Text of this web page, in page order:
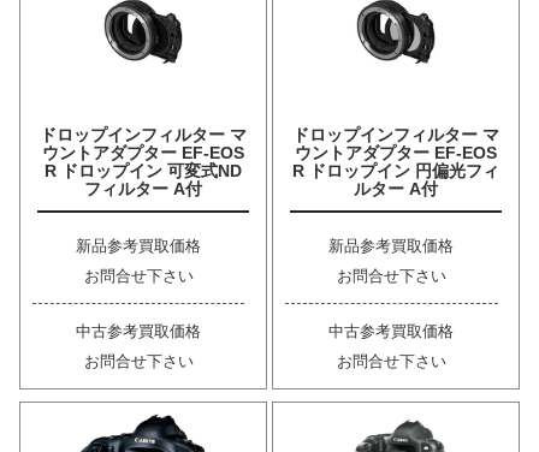
ドロップインフィルター マ
ウントアダプター EF-EOS
R ドロップイン 可変式ND
フィルター A付
新品参考買取価格
お問合せ下さい
中古参考買取価格
お問合せ下さい
ドロップインフィルター マ
ウントアダプター EF-EOS
R ドロップイン 円偏光フィ
ルター A付
新品参考買取価格
お問合せ下さい
中古参考買取価格
お問合せ下さい